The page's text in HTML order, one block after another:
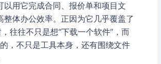
用它完成合同、报价单和项目文
体办公效率。正因为它几乎覆盖了
往往不只是想“下载一个软件”，而
，不只是工具本身，还有围绕文件